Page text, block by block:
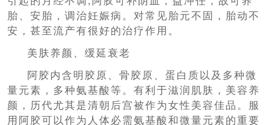
胎、安胎，调治妊娠病。对常见胎元不固，胎动不
安，甚至流产有很好的治疗作用。
美肤养颜、缓延衰老
阿胶内含明胶原、骨胶原、蛋白质以及多种微
量元素，多种氨基酸等。有利于滋润肌肤，美容养
颜，历代尤其是清朝后宫被作为女性美容佳品。服
用阿胶可以作为人体必需氨基酸和微量元素的重要